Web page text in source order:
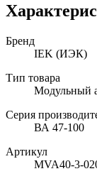
Бренд
IEK (ИЭК)
Тип товара
Модульный
Серия
ВА 47-100
Артикул
MVA40-3-